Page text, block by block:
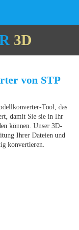
3D
von STP
Tool, das
damit Sie sie in Ihr
können. Unser 3D-
Ihrer Dateien und
konvertieren.